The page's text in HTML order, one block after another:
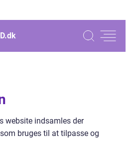
dk
website indsamles der
bruges til at tilpasse og